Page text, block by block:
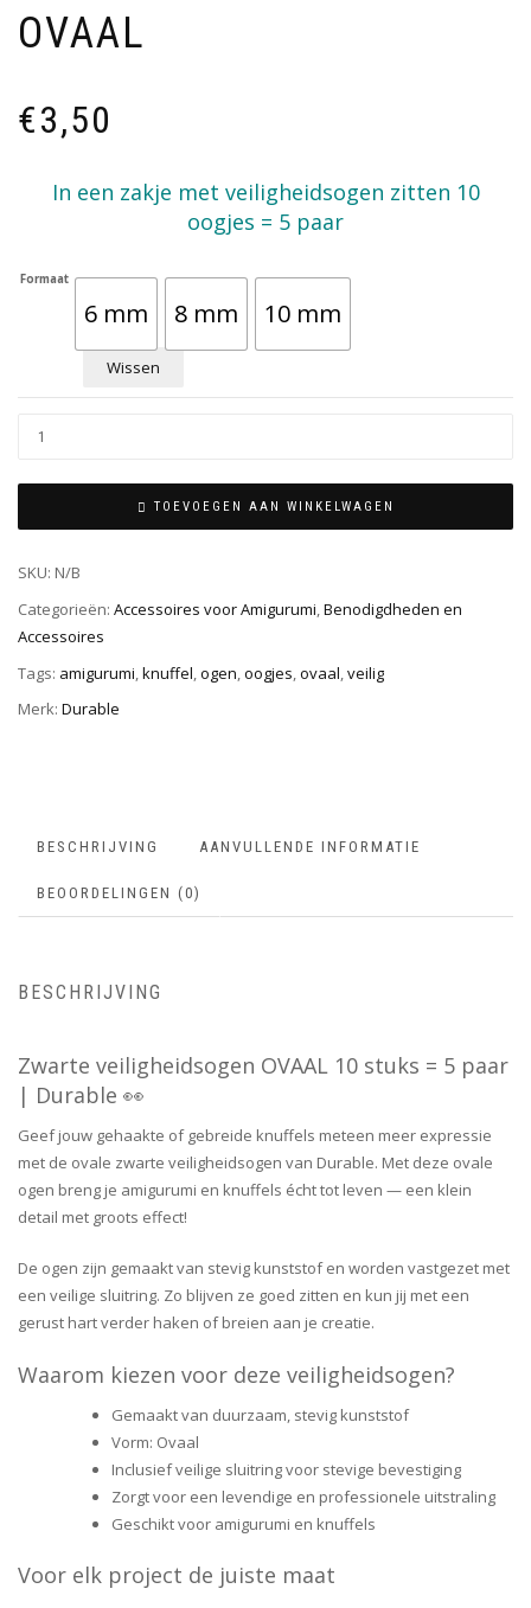
OVAAL
€3,50
In een zakje met veiligheidsogen zitten 10
oogjes = 5 paar
Formaat
6 mm 8 mm 10 mm
Wissen
TOEVOEGEN AAN WINKELWAGEN
SKU: N/B
Categorieën: Accessoires voor Amigurumi,Benodigdheden en
Accessoires
Tags: amigurumi knuffel ogen oogjes ovaal veilig
Merk: Durable
BESCHRIJVING AANVULLENDE INFORMATIE
BEOORDELINGEN (0)
BESCHRIJVING
Zwarte veiligheidsogen OVAAL 10 stuks = 5 paar
| Durable 👀
Geef jouw gehaakte of gebreide knuffels meteen meer expressie
met de ovale zwarte veiligheidsogen van Durable. Met deze ovale
ogen breng je amigurumi en knuffels écht tot leven — een klein
detail met groots effect!
De ogen zijn gemaakt van stevig kunststof en worden vastgezet met
een veilige sluitring. Zo blijven ze goed zitten en kun jij met een
gerust hart verder haken of breien aan je creatie.
Waarom kiezen voor deze veiligheidsogen?
Gemaakt van duurzaam, stevig kunststof
Vorm: Ovaal
Inclusief veilige sluitring voor stevige bevestiging
Zorgt voor een levendige en professionele uitstraling
Geschikt voor amigurumi en knuffels
Voor elk project de juiste maat